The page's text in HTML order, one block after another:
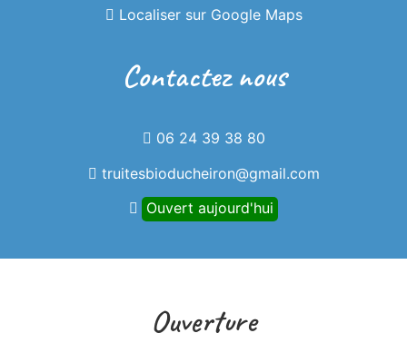
Localiser sur Google Maps
Contactez nous
06 24 39 38 80
truitesbioducheiron@gmail.com
Ouvert aujourd'hui
Ouverture